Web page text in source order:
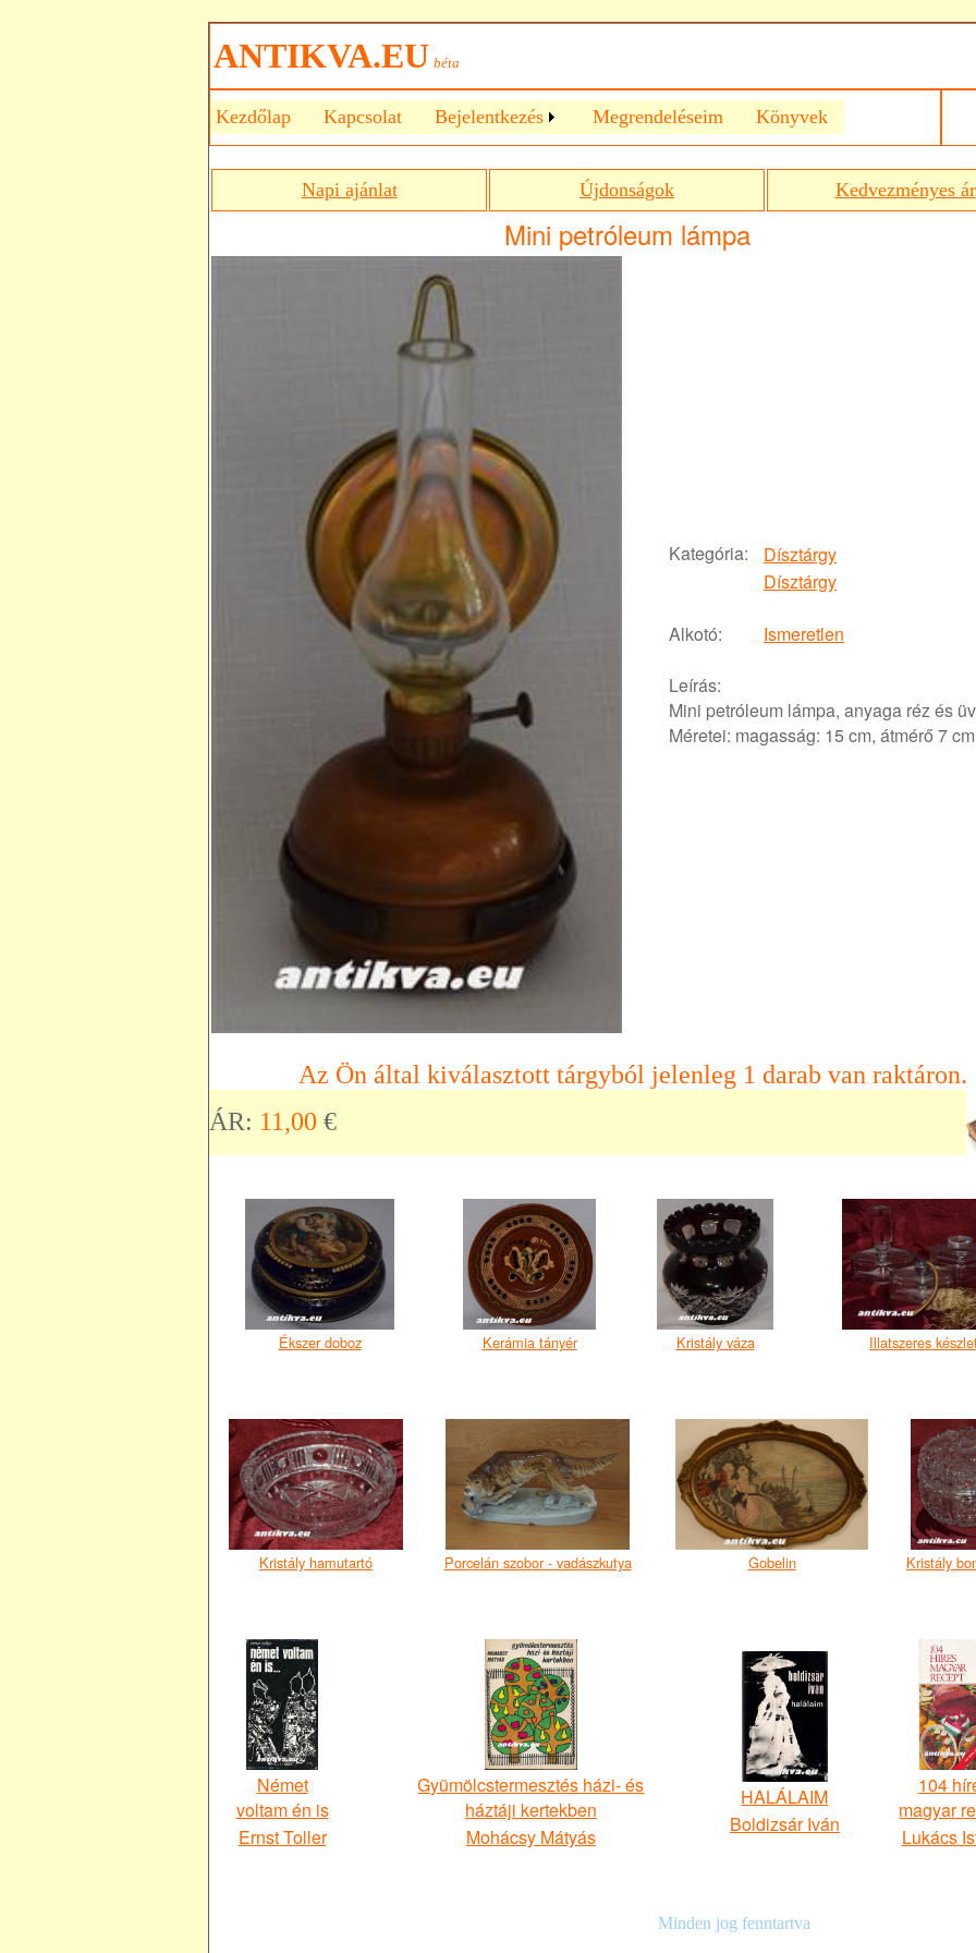
ANTIKVA.EU béta
Kezdőlap Kapcsolat Bejelentkezés Megrendeléseim Könyvek
Napi ajánlat Újdonságok Kedvezményes ár
Mini petróleum lámpa
Kategória:
Dísztárgy
Dísztárgy
Alkotó: Ismeretlen
Leírás:
Mini petróleum lámpa, anyaga réz és
Méretei: magasság: 15 cm, átmérő 7 cm
Az Ön által kiválasztott tárgyból jelenleg 1 darab van raktáron.
ÁR: 11,00 €
Ékszer doboz Kerámia tányér Kristály váza Illatszeres
Kristály hamutartó Porcelán szobor - vadászkutya Gobelin Kristály
Német
voltam én is
Ernst Toller
Gyümölcstermesztés házi- és
háztáji kertekben
Mohácsy Mátyás
HALÁLAIM
Boldizsár Iván
104
magyar
Lukács
Minden jog fenntartva